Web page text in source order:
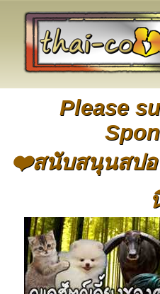
Please
❤️สนับสนุนสปอ